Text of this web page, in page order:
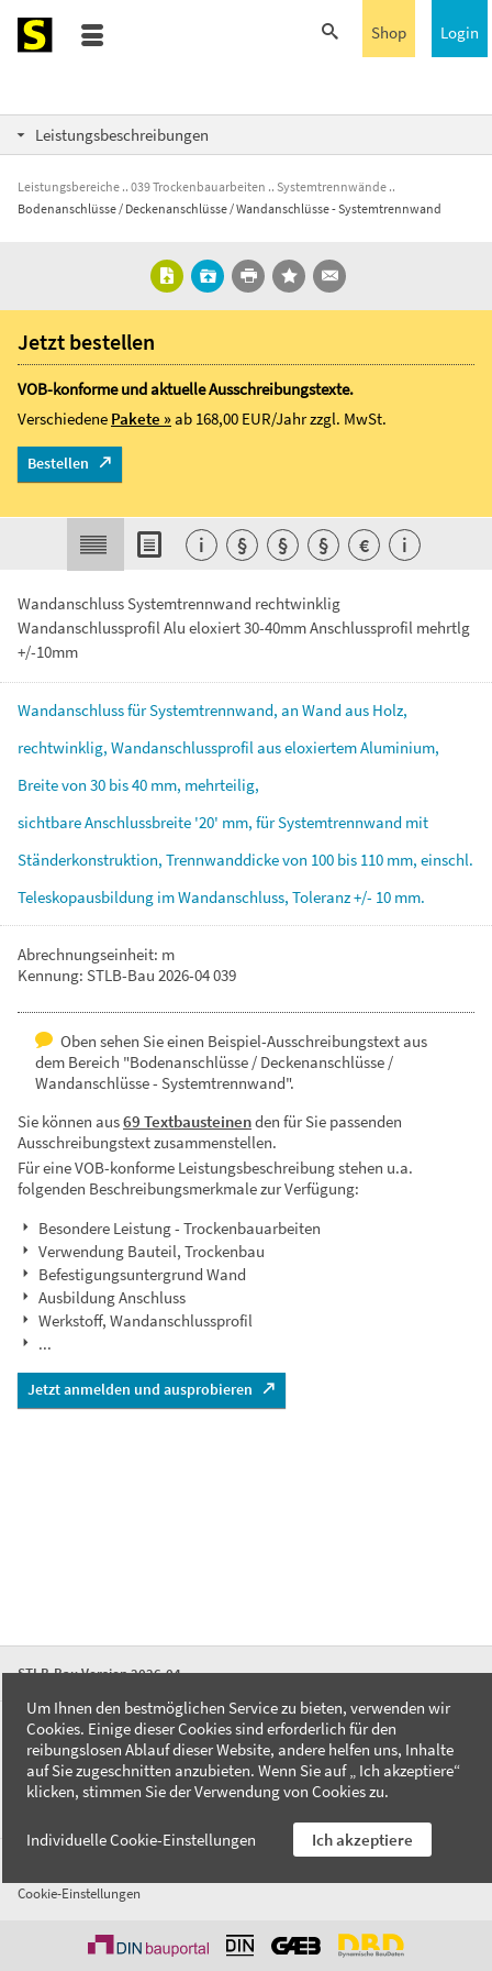
Login
Shop
Leistungsbeschreibungen
Leistungsbereiche 039 Trockenbauarbeiten
Systemtrennwände
Bodenanschlüsse / Deckenanschlüsse / Wandanschlüsse - Systemtrennwand
Wandanschluss Systemtrennwand rechtwinklig
Wandanschlussprofil Alu eloxiert 30-40mm Anschlussprofil mehrtlg
+/-10mm
WandanschlussfürSystemtrennwand, an Wandaus Holz,
rechtwinklig, WandanschlussprofilauseloxiertemAluminium,
Breitevon 30 bis40 mm, mehrteilig,
sichtbareAnschlussbreite '20' mm, fürSystemtrennwand mit
Ständerkonstruktion, Trennwanddickevon 100 bis 110 mm, einschl.
Teleskopausbildung imWandanschluss, Toleranz+/- 10 mm.
Abrechnungseinheit: m
Kennung: STLB-Bau 2026-04 039
Oben sehen Sie einen Beispiel-Ausschreibungstext aus
dem Bereich "Bodenanschlüsse / Deckenanschlüsse /
Wandanschlüsse - Systemtrennwand".
Sie können aus69 Textbausteinenden für Sie passenden
Ausschreibungstext zusammenstellen.
Für eine VOB-konforme Leistungsbeschreibung stehen u.a.
folgenden Beschreibungsmerkmale zur Verfügung:
Besondere Leistung - Trockenbauarbeiten
Verwendung Bauteil, Trockenbau
Befestigungsuntergrund Wand
Ausbildung Anschluss
Werkstoff, Wandanschlussprofil
...
Jetzt anmelden und ausprobieren
Jetzt bestellen
VOB-konforme und aktuelle Ausschreibungstexte.
Verschiedene Pakete »ab 168,00 EUR/Jahrzzgl. MwSt.
Bestellen
i § § § € i
STLB-Bau Version 2026-04
FAQ
Kontakt
Datenschutzerklärung
Cookie-Einstellungen
Um Ihnen den bestmöglichen Service zu bieten, verwenden wir
Cookies. Einige dieser Cookies sind erforderlich für den
reibungslosen Ablauf dieser Website, andere helfen uns, Inhalte
auf Sie zugeschnitten anzubieten. Wenn Sie auf „ Ich akzeptiere“
klicken, stimmen Sie der Verwendung von Cookies zu.
Individuelle Cookie-Einstellungen Ich akzeptiere